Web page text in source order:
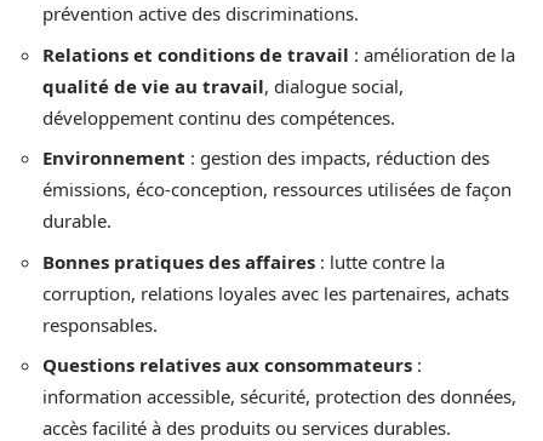
prévention active des discriminations.
Relations et conditions de travail : amélioration de la
qualité de vie au travail, dialogue social,
développement continu des compétences.
Environnement : gestion des impacts, réduction des
émissions, éco-conception, ressources utilisées de façon
durable.
Bonnes pratiques des affaires : lutte contre la
corruption, relations loyales avec les partenaires, achats
responsables.
Questions relatives aux consommateurs :
information accessible, sécurité, protection des données,
accès facilité à des produits ou services durables.